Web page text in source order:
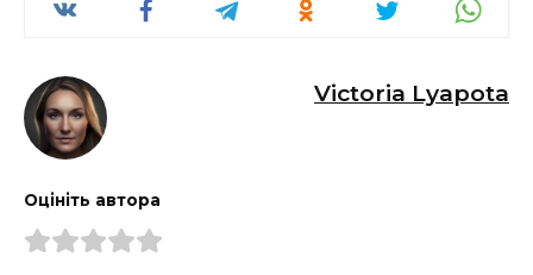
Victoria Lyapota
Оцініть автора